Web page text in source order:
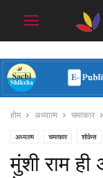
होम अध्यात्म चमत्कार
अध्यात्म चमत्कार शोकेस
मुंशी राम